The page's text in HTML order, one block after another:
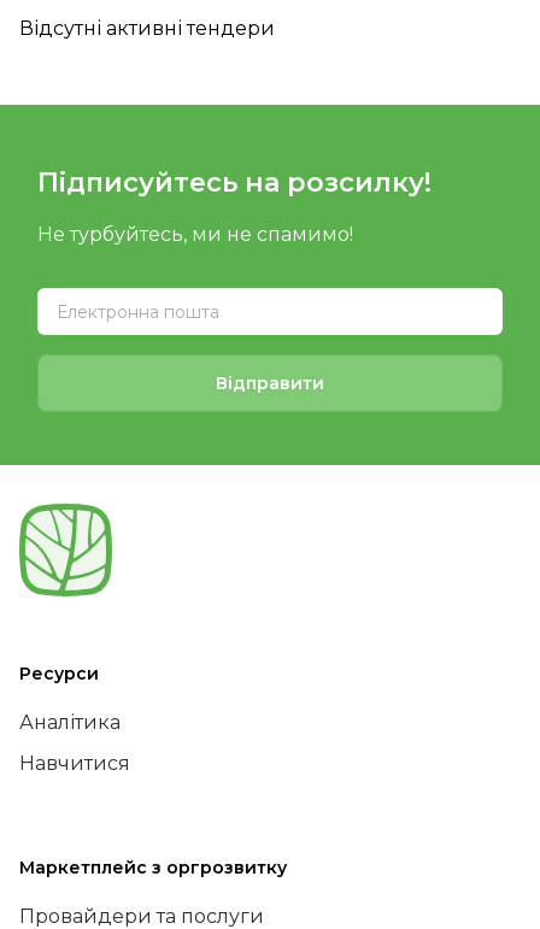
Відсутні активні тендери
Підписуйтесь на розсилку!
Не турбуйтесь, ми не спамимо!
Відправити
Ресурси
Аналітика
Навчитися
Маркетплейс з оргрозвитку
Провайдери та послуги